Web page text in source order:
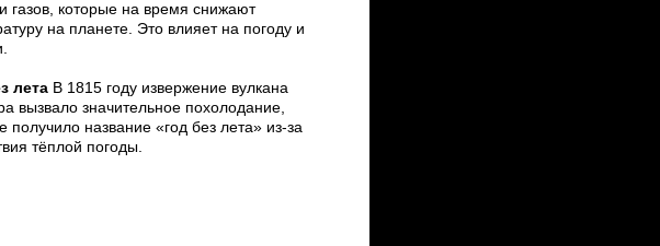
газов, которые на время снижают
на планете. Это влияет на погоду и
лета В 1815 году извержение вулкана
вызвало значительное похолодание,
получило название «год без лета» из-за
тёплой погоды.